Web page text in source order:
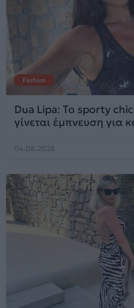
Fashion
Dua Lipa: Το sporty
γίνεται έμπνευση για
04.08.2026